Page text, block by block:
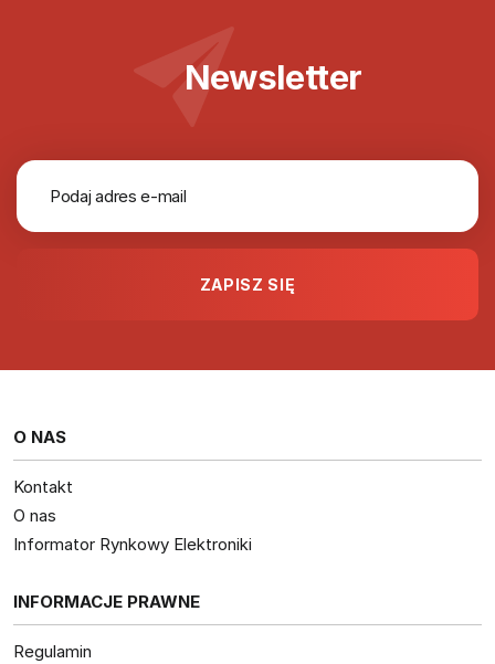
Newsletter
O NAS
Kontakt
O nas
Informator Rynkowy Elektroniki
INFORMACJE PRAWNE
Regulamin